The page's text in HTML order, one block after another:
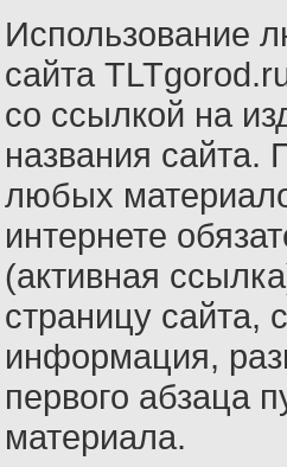
Использование
сайта
со ссылкой на
названия сайта.
любых
интернете
(активная
страницу сайта,
информация,
первого абзаца
материала.